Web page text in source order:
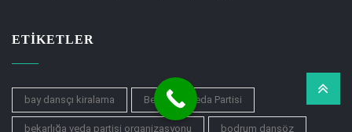
ETIKETLER
bay dansçı kiralama Bekarlığa Veda Partisi
bekarlığa veda partisi organizasyonu bodrum dansöz